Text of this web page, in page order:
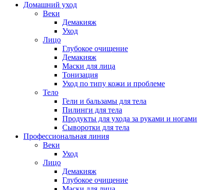
Домашний уход
Веки
Демакияж
Уход
Лицо
Глубокое очищение
Демакияж
Маски для лица
Тонизация
Уход по типу кожи и проблеме
Тело
Гели и бальзамы для тела
Пилинги для тела
Продукты для ухода за руками и ногами
Сыворотки для тела
Профессиональная линия
Веки
Уход
Лицо
Демакияж
Глубокое очищение